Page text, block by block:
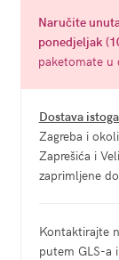
Naručite
ponedjeljak
paketomate u
Dostava
Zagreba i
Zaprešića i
zaprimljene
Kontaktirajte
putem GLS-a